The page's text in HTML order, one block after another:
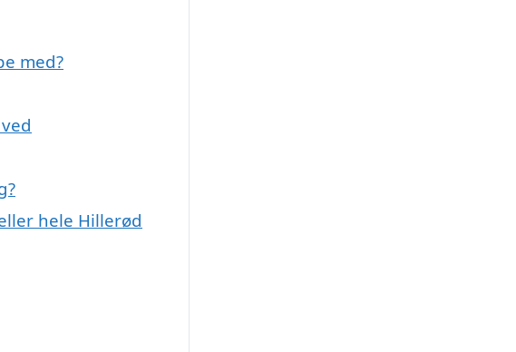
med?
hele Hillerød